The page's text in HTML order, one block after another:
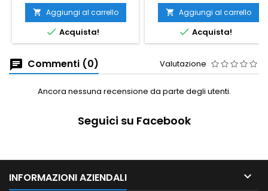
 Aggiungi al carrello
 Acquista!
 Aggiungi al carrello
 Acquista!
Commenti (0) Valutazione
Ancora nessuna recensione da parte degli utenti.
Seguici su Facebook
INFORMAZIONI AZIENDALI 